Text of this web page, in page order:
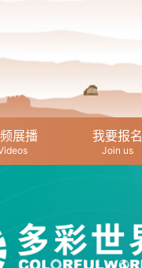
展播 我要报名
Join us